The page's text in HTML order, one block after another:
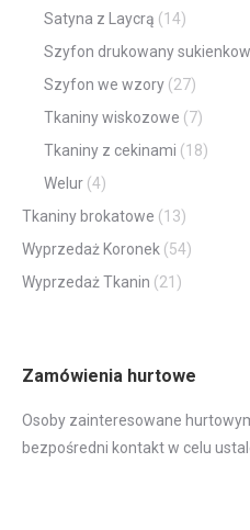
Satyna z Laycrą (14)
Szyfon drukowany
Szyfon we wzory (27)
Tkaniny wiskozowe (7)
Tkaniny z cekinami (18)
Welur (4)
Tkaniny brokatowe (13)
Wyprzedaż Koronek (54)
Wyprzedaż Tkanin (21)
Zamówienia hurtowe
Osoby zainteresowane
bezpośredni kontakt w celu